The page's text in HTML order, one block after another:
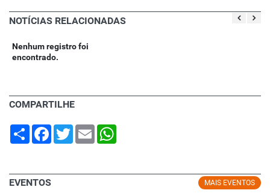
NOTÍCIAS RELACIONADAS
Nenhum registro foi
encontrado.
COMPARTILHE
Share Facebook
TwitterEmail
MAIS EVENTOS
EVENTOS